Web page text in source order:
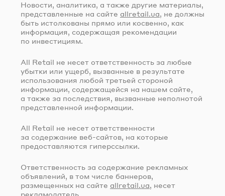
Новости, аналитика, а также другие материалы,
представленные на сайте allretail.ua, не должны
быть истолкованы прямо или косвенно, как
информация, содержащая рекомендации
по инвестициям.
All Retail не несет ответственность за любые
убытки или ущерб, вызванные в результате
использования любой третьей стороной
информации, содержащейся на нашем сайте,
а также за последствия, вызванные неполнотой
представленной информации.
All Retail не несет ответственности
за содержание веб-сайтов, на которые
предоставляются гиперссылки.
Ответственность за содержание рекламных
объявлений, в том числе баннеров,
размещенных на сайте allretail.ua , несет
рекламодатель.